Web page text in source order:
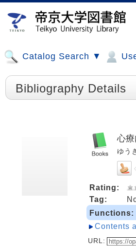
Catalog Search ▼
Bibliography Details
心
ゆう
Rating:
Tag:
Functions:
Contents
URL: